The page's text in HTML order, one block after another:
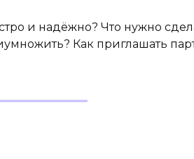
и надёжно? Что нужно
Как приглашать